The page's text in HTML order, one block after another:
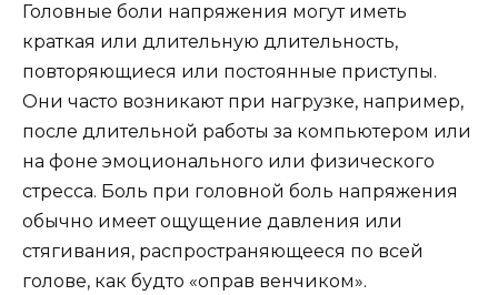
Головные боли напряжения могут иметь
краткая или длительную длительность,
повторяющиеся или постоянные приступы.
Они часто возникают при нагрузке, например,
после длительной работы за компьютером или
на фоне эмоционального или физического
стресса. Боль при головной боль напряжения
обычно имеет ощущение давления или
стягивания, распространяющееся по всей
голове, как будто «оправ венчиком».